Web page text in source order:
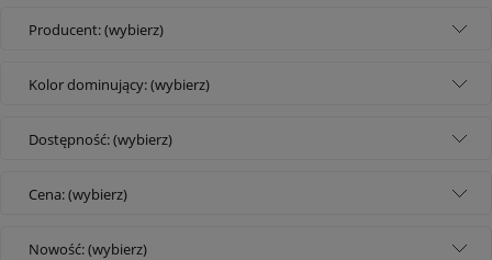
Producent: (wybierz)
Kolor dominujący: (wybierz)
Dostępność: (wybierz)
Cena: (wybierz)
Nowość: (wybierz)